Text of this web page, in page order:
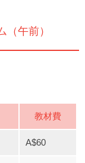
午前）
教材費
A$60